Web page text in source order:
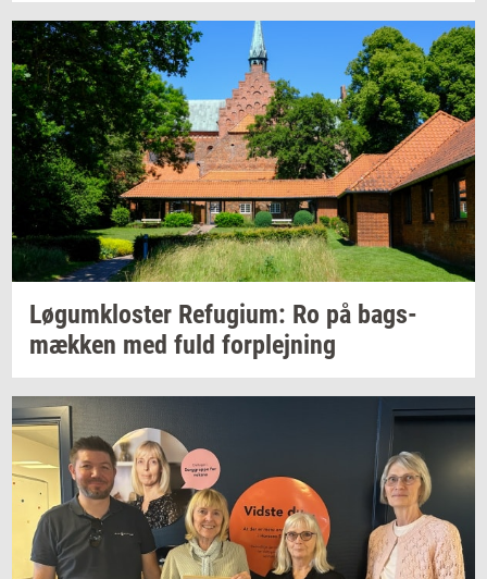
Løgum­klo­ster Re­fu­gi­um: Ro på bags­
mæk­ken med fuld for­plej­ning